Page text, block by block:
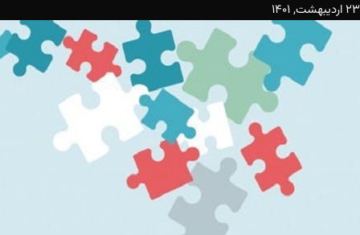
23 اردیبهشت, 1401